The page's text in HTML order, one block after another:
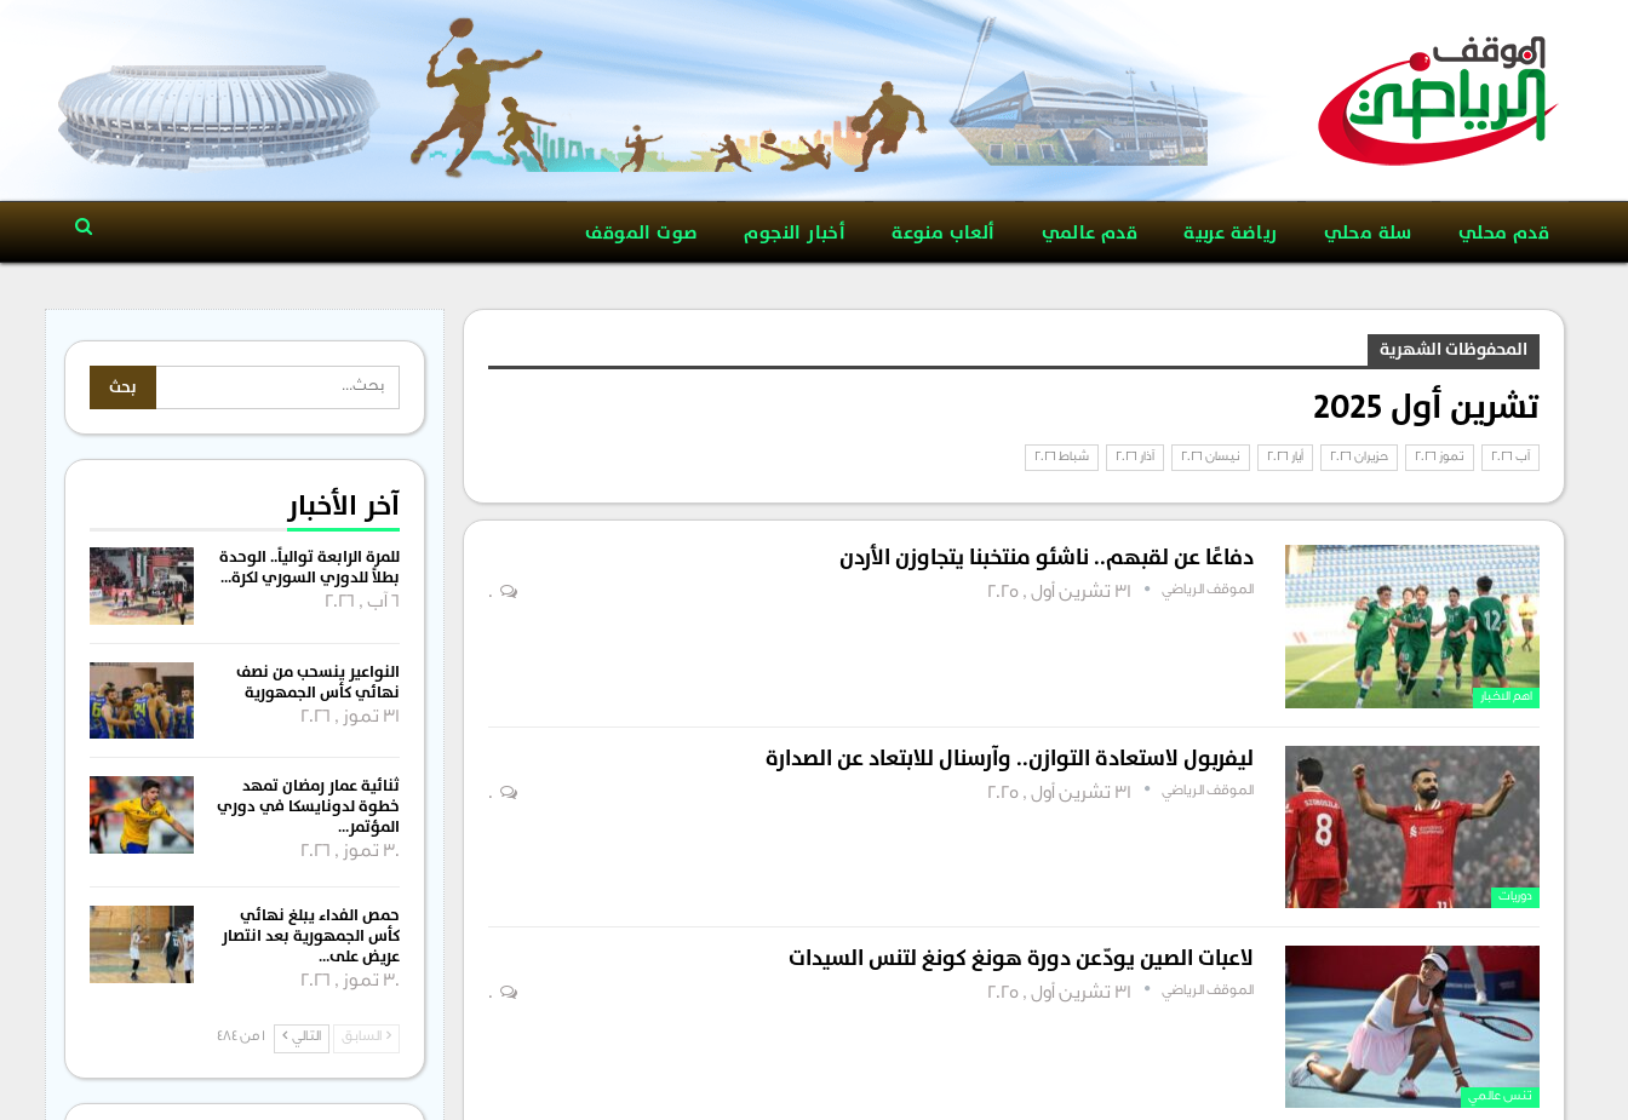
قدم محلي سلة محلي رياضة عربية قدم عالمي ألعاب منوعة أخبار النجوم صوت الموقف
المحفوظات الشهرية
تشرين أول 2025
آب 2026 تموز 2026 حزيران 2026 أيار 2026 نيسان 2026 آذار 2026 شباط 2026
اهم الاخبار
دفاعًا عن لقبهم.. ناشئو منتخبنا يتجاوزن الأردن
الموقف الرياضي 31 تشرين أول , 2025
دوريات
ليفربول لاستعادة التوازن.. وآرسنال للابتعاد عن الصدارة
الموقف الرياضي 31 تشرين أول , 2025
تنس عالمي
لاعبات الصين يودّعن دورة هونغ كونغ لتنس السيدات
الموقف الرياضي 31 تشرين أول , 2025
آخر الأخبار
للمرة الرابعة توالياً.. الوحدة
بطلاً للدوري السوري لكرة…
6 آب , 2026
النواعير ينسحب من نصف
نهائي كأس الجمهورية
31 تموز , 2026
ثنائية عمار رمضان تمهد
خطوة لدونايسكا في دوري
المؤتمر…
30 تموز , 2026
حمص الفداء يبلغ نهائي
كأس الجمهورية بعد انتصار
عريض على…
30 تموز , 2026
السابق التالي 1 من 484